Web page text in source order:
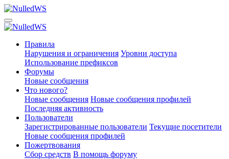
Правила
Нарушения и ограничения Уровни доступа
Использование префиксов
Форумы
Новые сообщения
Что нового?
Новые сообщения Новые сообщения профилей
Последняя активность
Пользователи
Зарегистрированные пользователи Текущие посетители
Новые сообщения профилей
Пожертвования
Сбор средств В помощь форуму